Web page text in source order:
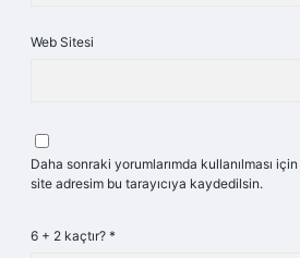
Web Sitesi
Daha sonraki yorumlarımda kullanılması
site adresim bu tarayıcıya kaydedilsin.
6 + 2 kaçtır? *